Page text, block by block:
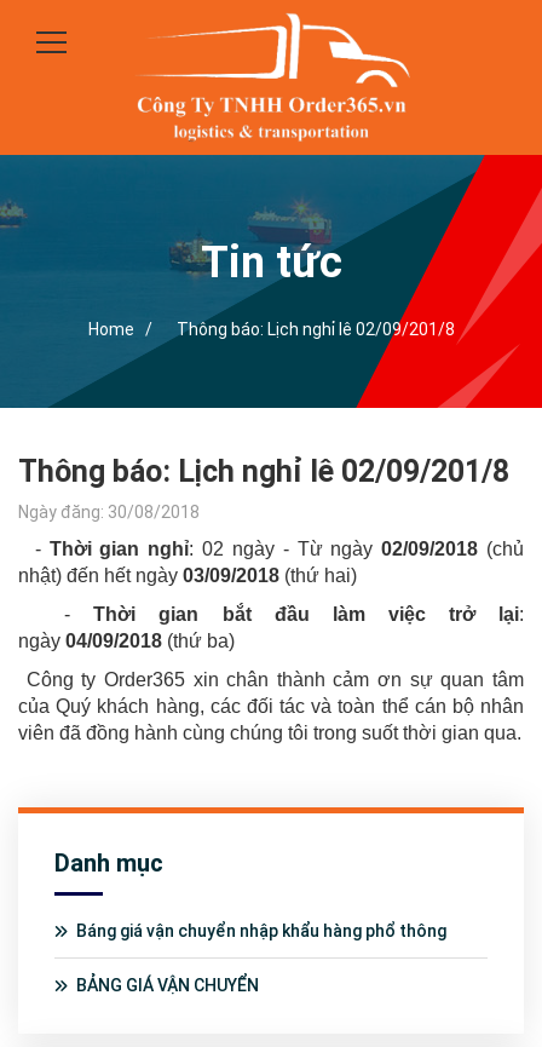
Tin tức
Home / Thông báo: Lịch nghỉ lê 02/09/201/8
Thông báo: Lịch nghỉ lê 02/09/201/8
Ngày đăng: 30/08/2018
- Thời gian nghỉ: 02 ngày - Từ ngày02/09/2018 (chủ
nhật) đến hết ngày 03/09/2018 (thứ hai)
-Thời gian bắt đầu làm việc trở lại:
ngày 04/09/2018 (thứ ba)
Công ty Order365 xin chân thành cảm ơn sự quan tâm
của Quý khách hàng, các đối tác và toàn thể cán bộ nhân
viên đã đồng hành cùng chúng tôi trong suốt thời gian qua.
Danh mục
Báng giá vận chuyển nhập khẩu hàng phổ thông
BẢNG GIÁ VẬN CHUYỂN